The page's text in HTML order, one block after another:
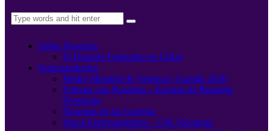
Sobre Nosotras
El Deporte Femenino en Cifras
Entrenamientos
Medio Maratón de Valencia / Gandía 2026
Entrena con Nosotras – Escuela de Running
Femenino
Nosotras en las Carreras
Datos Entrenamientos – 15K Nocturna